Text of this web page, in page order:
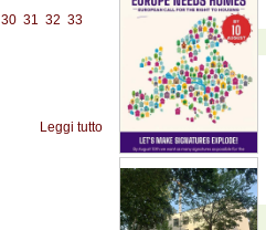
30 31 32 33
Leggi tutto